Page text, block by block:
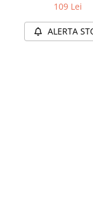
109 Lei
ALERTA